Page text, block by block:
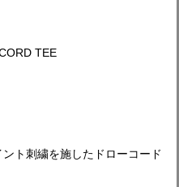
TEE
ト刺繍を施したドローコード